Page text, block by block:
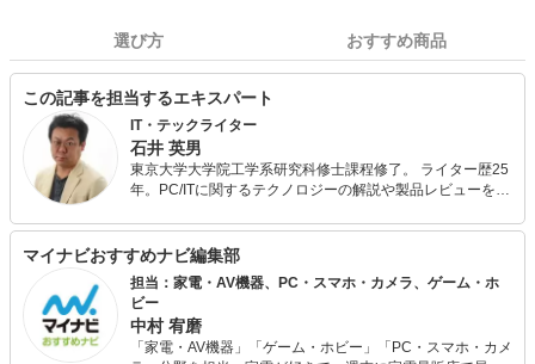
選び方 おすすめ商品
この記事を担当するエキスパート
IT・テックライター
石井 英男
東京大学大学院工学系研究科修士課程修了。 ライター歴25
年。PC/ITに関するテクノロジーの解説や製品レビューを得
めとするデジタルファブリケーションに興味を持ち、積極
的に取材や記事執筆を行っている。 また、子どもへのプロ
グラミング教育にも関心があり、CoderDojo守谷のメンタ
ーを務めている。
マイナビおすすめナビ編集部
担当：家電・AV機器、PC・スマホ・カメラ、ゲーム・ホ
ビー
中村 宥磨
「家電・AV機器」「ゲーム・ホビー」「PC・スマホ・カメ